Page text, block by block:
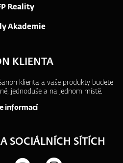
Reality
Akademie
KLIENTA
klienta a vaše produkty budete
jednoduše a na jednom místě.
informací
SOCIÁLNÍCH SÍTÍCH